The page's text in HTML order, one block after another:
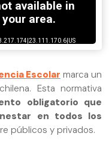
Escolar marca un
Esta normativa
obligatorio que
en todos los
públicos y privados.